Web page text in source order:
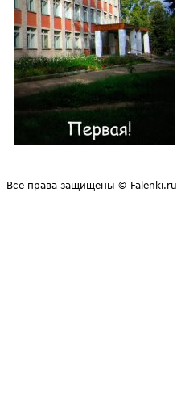
Все права защищены © Falenki.ru